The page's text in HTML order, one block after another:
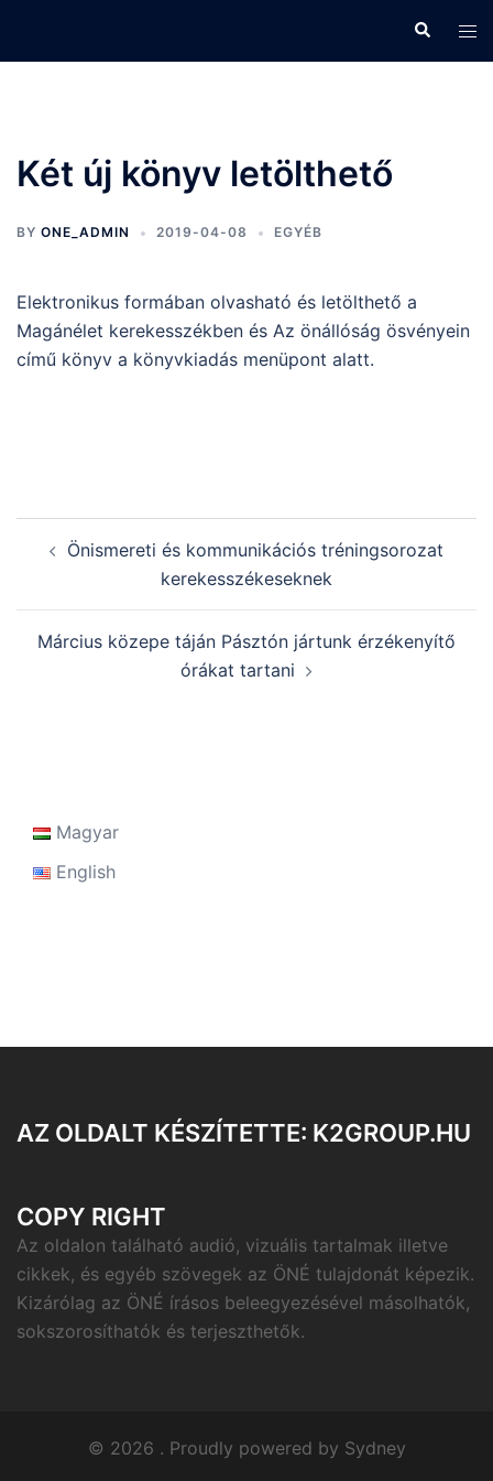
Search
Két új könyv letölthető
BY ONE_ADMIN 2019-04-08 EGYÉB
Elektronikus formában olvasható és letölthető a
Magánélet kerekesszékben és Az önállóság ösvényein
című könyv a könyvkiadás menüpont alatt.
Post
navigation
Önismereti és kommunikációs tréningsorozat
kerekesszékeseknek
Március közepe táján Pásztón jártunk érzékenyítő
órákat tartani
Magyar
English
AZ OLDALT KÉSZÍTETTE: K2GROUP.HU
COPY RIGHT
Az oldalon található audió, vizuális tartalmak illetve
cikkek, és egyéb szövegek az ÖNÉ tulajdonát képezik.
Kizárólag az ÖNÉ írásos beleegyezésével másolhatók,
sokszorosíthatók és terjeszthetők.
© 2026 . Proudly powered by Sydney